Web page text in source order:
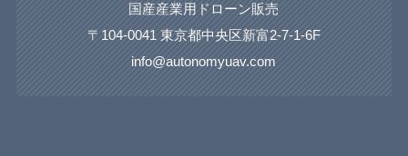
国産産業用ドローン販売
〒104-0041 東京都中央区新富2-7-1-6F
info@autonomyuav.com